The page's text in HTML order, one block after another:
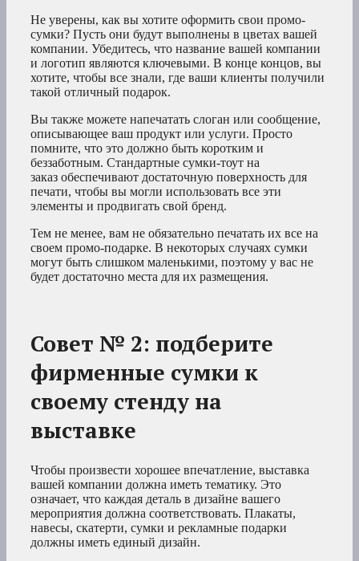
Не уверены, как вы хотите оформить свои промо-
сумки? Пусть они будут выполнены в цветах вашей
компании. Убедитесь, что название вашей компании
и логотип являются ключевыми. В конце концов, вы
хотите, чтобы все знали, где ваши клиенты получили
такой отличный подарок.
Вы также можете напечатать слоган или сообщение,
описывающее ваш продукт или услуги. Просто
помните, что это должно быть коротким и
беззаботным. Стандартные сумки-тоут на
заказ обеспечивают достаточную поверхность для
печати, чтобы вы могли использовать все эти
элементы и продвигать свой бренд.
Тем не менее, вам не обязательно печатать их все на
своем промо-подарке. В некоторых случаях сумки
могут быть слишком маленькими, поэтому у вас не
будет достаточно места для их размещения.
Совет № 2: подберите
фирменные сумки к
своему стенду на
выставке
Чтобы произвести хорошее впечатление, выставка
вашей компании должна иметь тематику. Это
означает, что каждая деталь в дизайне вашего
мероприятия должна соответствовать. Плакаты,
навесы, скатерти, сумки и рекламные подарки
должны иметь единый дизайн.